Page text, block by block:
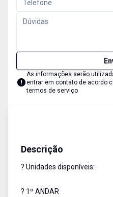
As informações serão
entrar em contato de acordo
termos de serviço
Descrição
? Unidades disponíveis:
? 1º ANDAR